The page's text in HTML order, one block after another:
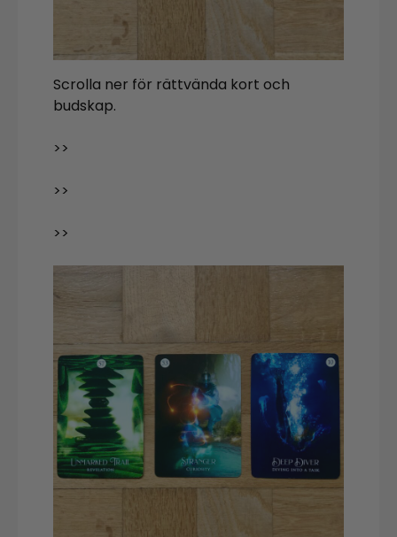
Scrolla ner för rättvända kort och
budskap.
>>
>>
>>